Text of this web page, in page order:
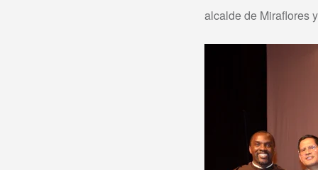
alcalde de Miraflores